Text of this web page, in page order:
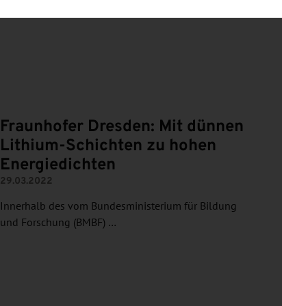
Fraunhofer Dresden: Mit dünnen
Lithium-Schichten zu hohen
Energiedichten
29.03.2022
Innerhalb des vom Bundesministerium für Bildung
und Forschung (BMBF) …